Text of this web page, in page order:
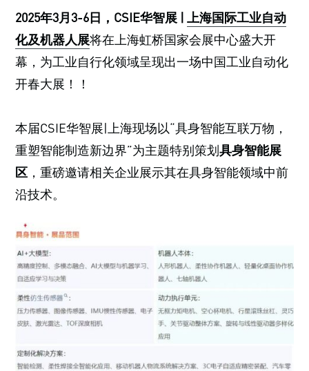
2025年3月3-6日，CSIE华智展 | 上海国际工业自动
化及机器人展将在上海虹桥国家会展中心盛大开
幕，为工业自行化领域呈现出一场中国工业自动化
开春大展！！
本届CSIE华智展|上海现场以“具身智能互联万物，
重塑智能制造新边界”为主题特别策划具身智能展
区 ，重磅邀请相关企业展示其在具身智能领域中前
沿技术。